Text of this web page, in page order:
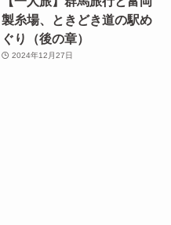
製糸場、ときどき道の駅め
ぐり（後の章）
2024年12月27日